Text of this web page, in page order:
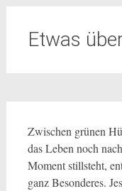
Etwas
Zwischen grünen
das Leben noch
Moment stillsteht,
ganz Besonderes.